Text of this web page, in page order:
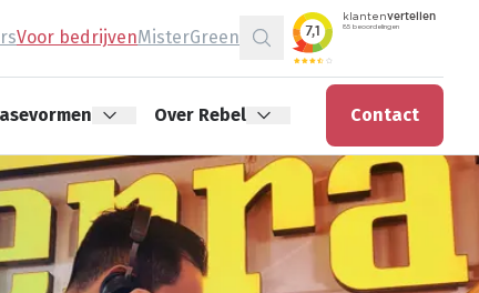
Voor bedrijvenMisterGreen
Zoeken
Over Rebel Contact